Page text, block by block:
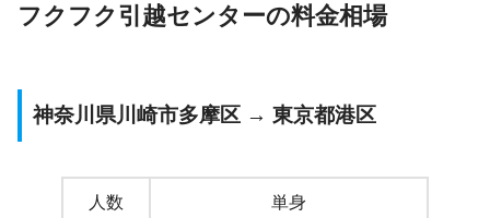
口コミサイト
数
悪い評判数
SUUMO引越し 128 5
引越し価格ガイ
フクフク引越センターの料金相場
神奈川県川崎市多摩区 → 東京都港区
人数 単身